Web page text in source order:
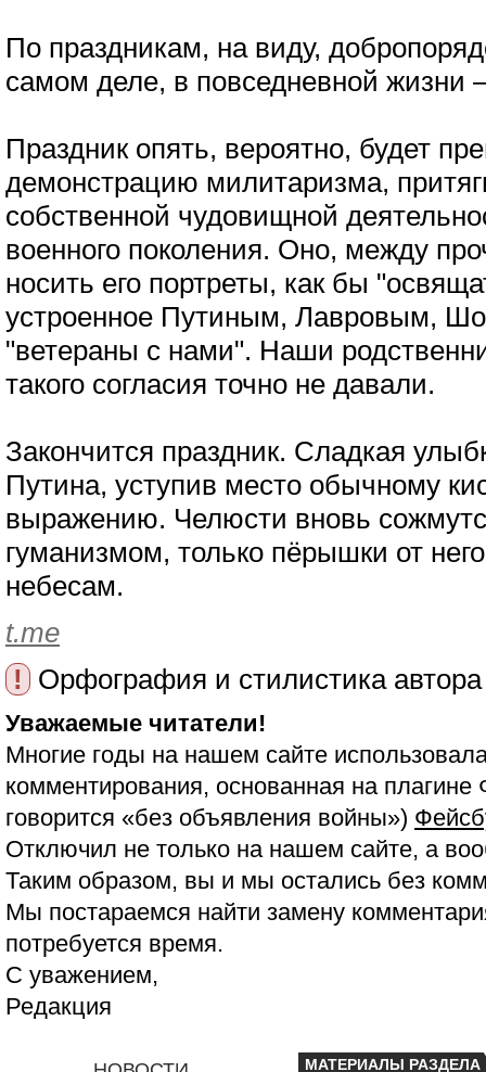
По праздникам, на виду,
самом деле, в повседневной жизни
Праздник опять, вероятно, будет
демонстрацию милитаризма,
собственной чудовищной
военного поколения. Оно, между
носить его портреты, как бы
устроенное Путиным, Лавровым,
"ветераны с нами". Наши
такого согласия точно не давали.
Закончится праздник. Сладкая
Путина, уступив место обычному
выражению. Челюсти вновь
гуманизмом, только пёрышки от
небесам.
t.me
!
Орфография и стилистика
Уважаемые читатели!
Многие годы на нашем сайте
комментирования, основанная на
говорится «без объявления войны»)
Отключил не только на нашем сайте, а
Таким образом, вы и мы остались без
Мы постараемся найти замену
потребуется время.
С уважением,
Редакция
МАТЕРИАЛЫ РАЗДЕЛА